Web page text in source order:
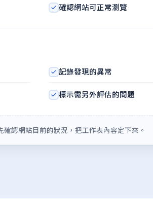
確認網站可正常瀏覽
記錄發現的異常
標示需另外評估的問題
確認網站目前的狀況，把工作表內容定下來。